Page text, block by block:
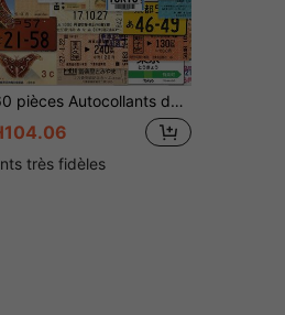
de voyage japonais de style dessin animé graffiti esthétique, autocollants décoratifs vintage imperméables et durables convenant pour les bouteilles d'eau, les ordinateurs portables, les téléphones, les skateboards, les vélos, les bagages, les guitares et les fournitures scolaires
très fidèles